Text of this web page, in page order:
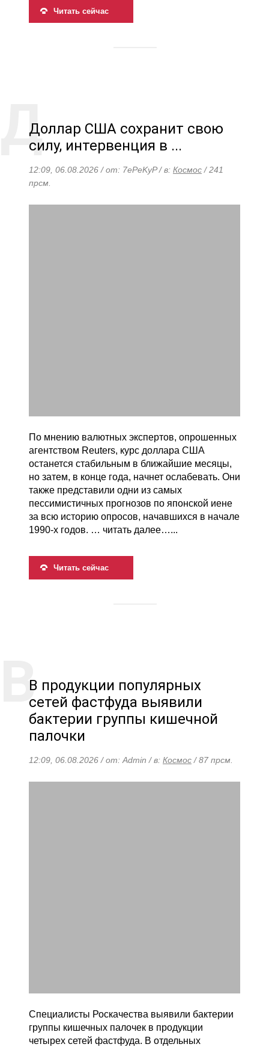
Читать сейчас
Доллар США сохранит свою
силу, интервенция в ...
12:09, 06.08.2026 / от: 7ePeKyP / в: Космос / 241
прсм.
По мнению валютных экспертов, опрошенных
агентством Reuters, курс доллара США
останется стабильным в ближайшие месяцы,
но затем, в конце года, начнет ослабевать. Они
также представили одни из самых
пессимистичных прогнозов по японской иене
за всю историю опросов, начавшихся в начале
1990-х годов. … читать далее…...
Читать сейчас
В продукции популярных
сетей фастфуда выявили
бактерии группы кишечной
палочки
12:09, 06.08.2026 / от: Admin / в: Космос / 87 прсм.
Специалисты Роскачества выявили бактерии
группы кишечных палочек в продукции
четырех сетей фастфуда. В отдельных